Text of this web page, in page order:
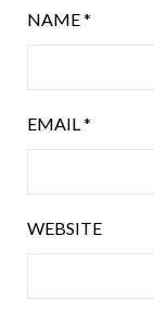
NAME*
EMAIL*
WEBSITE